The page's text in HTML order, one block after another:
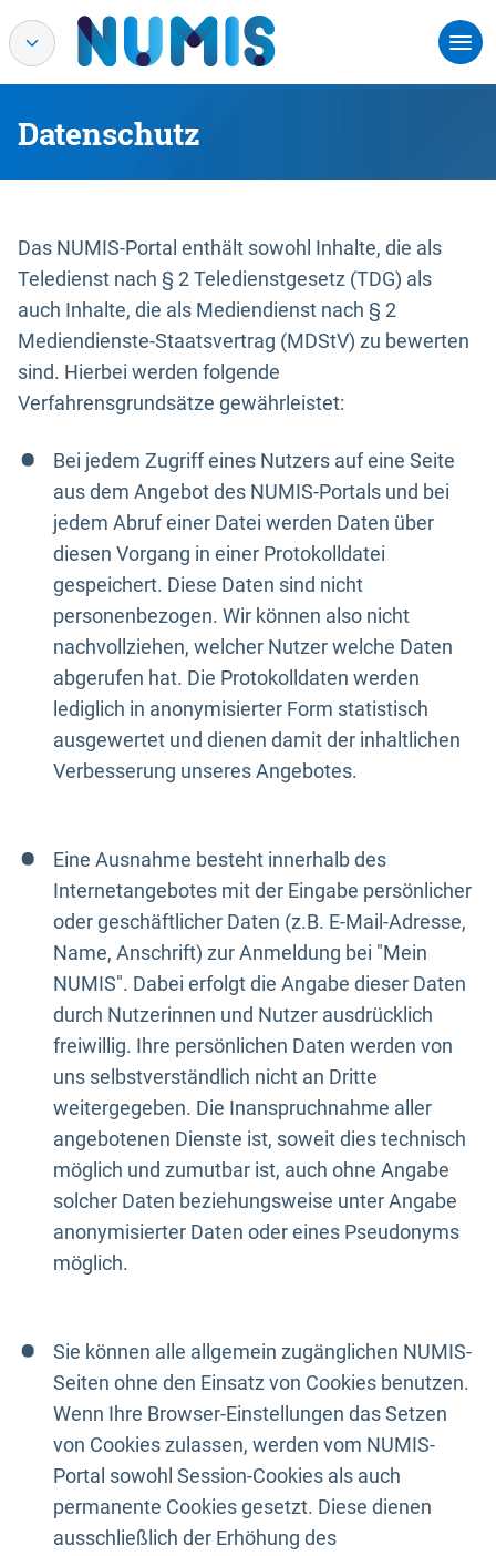
Datenschutz
Das NUMIS-Portal enthält sowohl Inhalte, die als
Teledienst nach § 2 Teledienstgesetz (TDG) als
auch Inhalte, die als Mediendienst nach § 2
Mediendienste-Staatsvertrag (MDStV) zu bewerten
sind. Hierbei werden folgende
Verfahrensgrundsätze gewährleistet:
Bei jedem Zugriff eines Nutzers auf eine Seite
aus dem Angebot des NUMIS-Portals und bei
jedem Abruf einer Datei werden Daten über
diesen Vorgang in einer Protokolldatei
gespeichert. Diese Daten sind nicht
personenbezogen. Wir können also nicht
nachvollziehen, welcher Nutzer welche Daten
abgerufen hat. Die Protokolldaten werden
lediglich in anonymisierter Form statistisch
ausgewertet und dienen damit der inhaltlichen
Verbesserung unseres Angebotes.
Eine Ausnahme besteht innerhalb des
Internetangebotes mit der Eingabe persönlicher
oder geschäftlicher Daten (z.B. E-Mail-Adresse,
Name, Anschrift) zur Anmeldung bei "Mein
NUMIS". Dabei erfolgt die Angabe dieser Daten
durch Nutzerinnen und Nutzer ausdrücklich
freiwillig. Ihre persönlichen Daten werden von
uns selbstverständlich nicht an Dritte
weitergegeben. Die Inanspruchnahme aller
angebotenen Dienste ist, soweit dies technisch
möglich und zumutbar ist, auch ohne Angabe
solcher Daten beziehungsweise unter Angabe
anonymisierter Daten oder eines Pseudonyms
möglich.
Sie können alle allgemein zugänglichen NUMIS-
Seiten ohne den Einsatz von Cookies benutzen.
Wenn Ihre Browser-Einstellungen das Setzen
von Cookies zulassen, werden vom NUMIS-
Portal sowohl Session-Cookies als auch
permanente Cookies gesetzt. Diese dienen
ausschließlich der Erhöhung des